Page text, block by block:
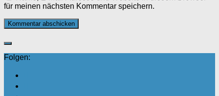
für meinen nächsten Kommentar speichern.
Folgen: